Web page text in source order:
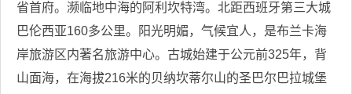
省首府。濒临地中海的阿利坎特湾。北距西班牙第三大城
巴伦西亚160多公里。阳光明媚，气候宜人，是布兰卡海
岸旅游区内著名旅游中心。古城始建于公元前325年，背
山面海，在海拔216米的贝纳坎蒂尔山的圣巴尔巴拉城堡